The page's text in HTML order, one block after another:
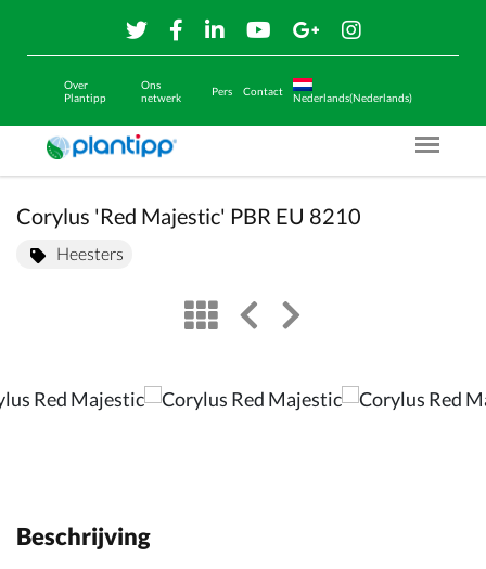
Over
Plantipp
Ons
netwerk
Pers Contact
Nederlands(Nederlands)
Menu
Corylus 'Red Majestic' PBR EU 8210
Heesters
viewleft arrow
right arrow
Beschrijving